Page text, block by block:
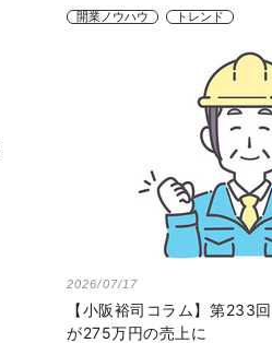
開業ノウハウ トレンド
2026/07/17
【小阪裕司コラム】第233
が275万円の売上に